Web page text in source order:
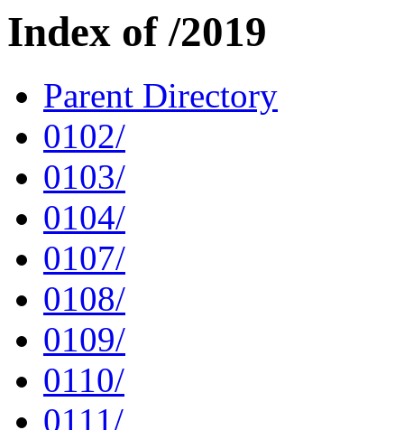
Index of /2019
Parent Directory
0102/
0103/
0104/
0107/
0108/
0109/
0110/
0111/